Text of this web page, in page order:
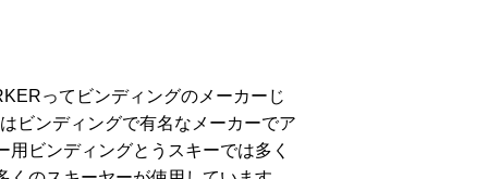
ってビンディングのメーカーじ
ビンディングで有名なメーカーでア
ビンディングとうスキーでは多く